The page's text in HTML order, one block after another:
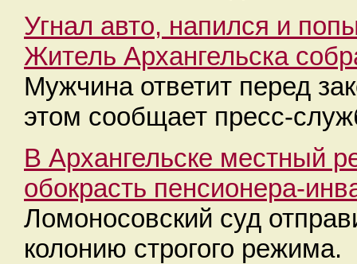
Угнал авто, напился и
Житель Архангельска
Мужчина ответит перед
этом сообщает пресс-
В Архангельске местный
обокрасть пенсионера-
Ломоносовский суд
колонию строгого режима.